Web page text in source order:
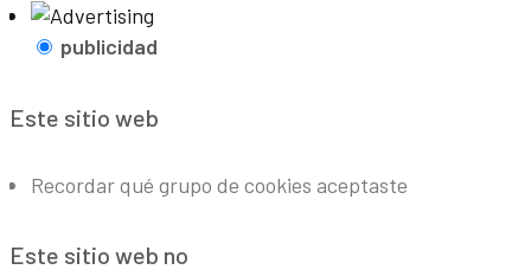
publicidad
Este sitio web
Recordar qué grupo de cookies aceptaste
Este sitio web no